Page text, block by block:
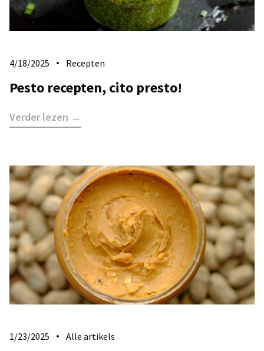
4/18/2025 Recepten
Pesto recepten, cito presto!
Verder lezen →
1/23/2025 Alle artikels